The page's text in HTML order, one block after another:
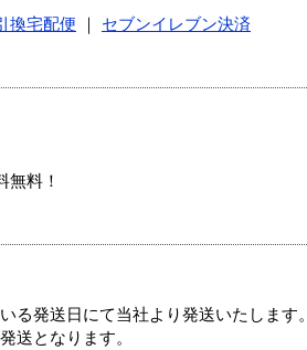
換宅配便
セブンイレブン決済
料！
る発送日にて当社より発送いたします。
送となります。